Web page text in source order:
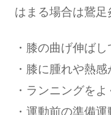
はまる場合は鵞足
・膝の曲げ伸ば
・膝に腫れや熱
・ランニングをよ
・運動前の準備